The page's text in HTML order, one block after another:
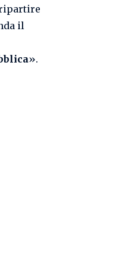
il
».